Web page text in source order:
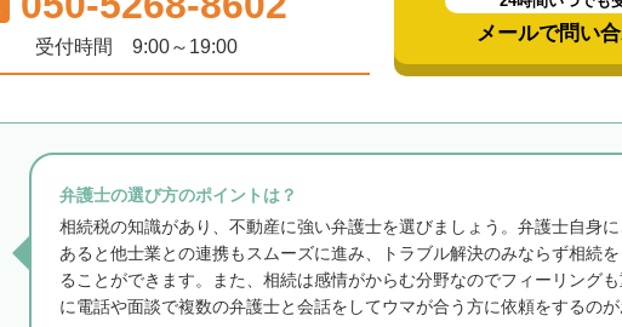
受付時間 9:00～19:00
メールで問い
弁護士の選び方のポイントは？
相続税の知識があり、不動産に強い弁護士を選びましょう。弁護士自身
あると他士業との連携もスムーズに進み、トラブル解決のみならず相続
ることができます。また、相続は感情がからむ分野なのでフィーリング
に電話や面談で複数の弁護士と会話をしてウマが合う方に依頼をするのが